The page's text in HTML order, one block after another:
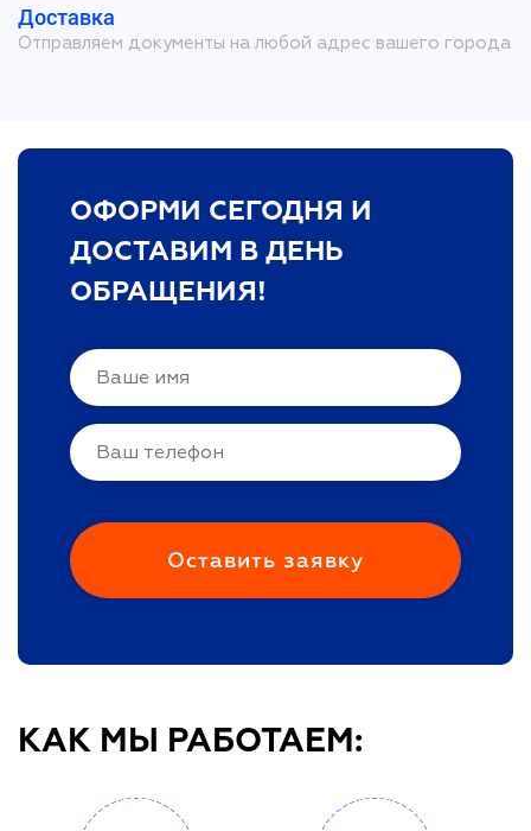
Доставка
Отправляем документы на любой адрес вашего города
ОФОРМИ СЕГОДНЯ И
ДОСТАВИМ В ДЕНЬ
ОБРАЩЕНИЯ!
КАК МЫ РАБОТАЕМ: